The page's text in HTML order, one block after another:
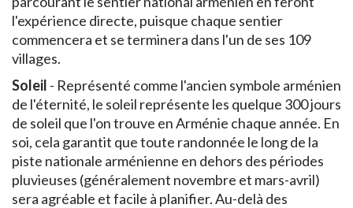
l'expérience directe, puisque chaque sentier
commencera et se terminera dans l'un de ses 109
villages.
Soleil - Représenté comme l'ancien symbole arménien
de l'éternité, le soleil représente les quelque 300 jours
de soleil que l'on trouve en Arménie chaque année. En
soi, cela garantit que toute randonnée le long de la
piste nationale arménienne en dehors des périodes
pluvieuses (généralement novembre et mars-avril)
sera agréable et facile à planifier. Au-delà des